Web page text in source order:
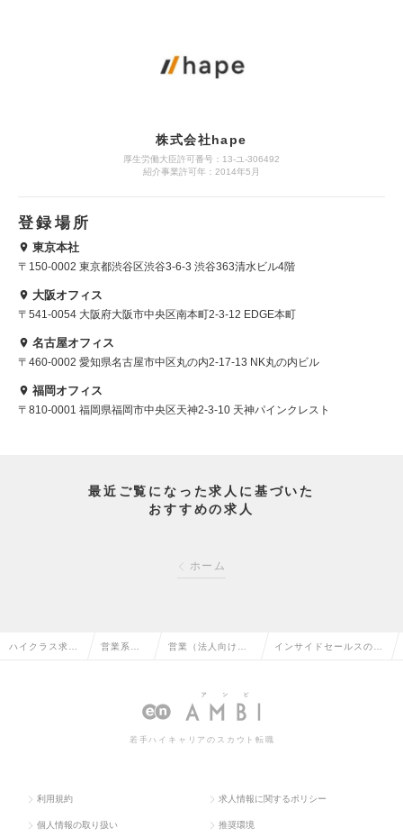
株式会社hape
厚生労働大臣許可番号：13-ユ-306492
紹介事業許可年：2014年5月
登録場所
東京本社
〒150-0002 東京都渋谷区渋谷3-6-3 渋谷363清水ビル4階
大阪オフィス
〒541-0054 大阪府大阪市中央区南本町2-3-12 EDGE本町
名古屋オフィス
〒460-0002 愛知県名古屋市中区丸の内2-17-13 NK丸の内ビル
福岡オフィス
〒810-0001 福岡県福岡市中央区天神2-3-10 天神パインクレスト
最近ご覧になった求人に基づいた
おすすめの求人
ホーム
ハイクラス求人 営業系の 営業（法人向け） インサイドセールスの求
若手ハイキャリアのスカウト転職
利用規約 求人情報に関するポリシー
個人情報の取り扱い 推奨環境